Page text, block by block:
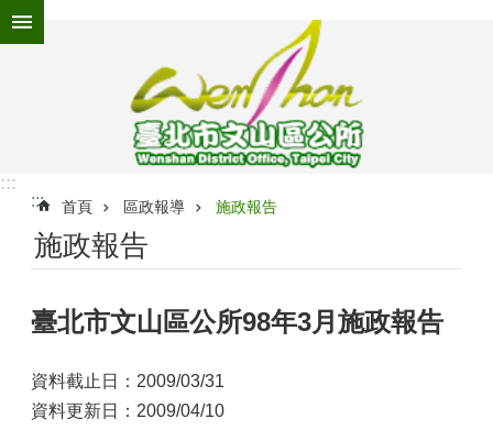
跳到主要內容區塊
為
務
機
紹
:::
:::
首頁 區政報導 施政報告
施政報告
臺北市文山區公所98年3月施政報告
資料截止日：2009/03/31
資料更新日：2009/04/10